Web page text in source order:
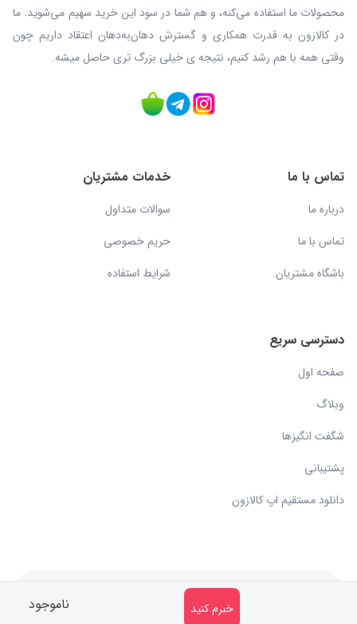
ناموجود خبرم کنید
محصولات ما استفاده می‌کنه، و هم شما در سود این خرید سهیم می‌شوید. ما
در کالازون به قدرت همکاری و گسترش دهان‌به‌دهان اعتقاد داریم چون
وقتی همه با هم رشد کنیم، نتیجه ی خیلی بزرگ‌ تری حاصل میشه.
تماس با ما
درباره ما
تماس با ما
باشگاه مشتریان
خدمات مشتریان
سوالات متداول
حریم خصوصی
شرایط استفاده
دسترسی سریع
صفحه اول
وبلاگ
شگفت انگیزها
پشتیبانی
دانلود مستقیم اپ کالازون
کلیه حقوق مادی و معنوی متعلق به سایت کالازون می باشد.